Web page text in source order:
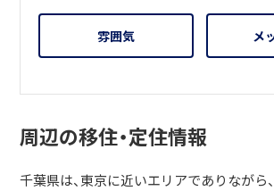
雰囲気 メ
周辺の移住・定住情報
千葉県は、東京に近いエリアでありながら